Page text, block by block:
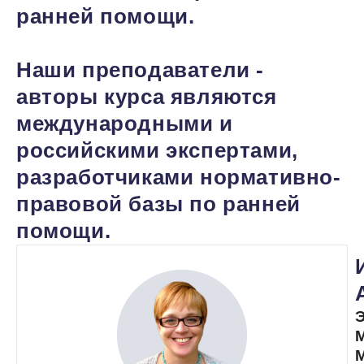
ранней помощи.
Наши преподаватели -
авторы курса являются
международными и
российскими экспертами,
разработчиками нормативно-
правовой базы по ранней
помощи.